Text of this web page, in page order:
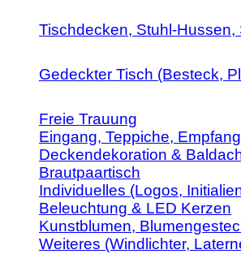
Tischdecken, Stuhl-
Gedeckter Tisch (Besteck,
Freie Trauung
Eingang, Teppiche,
Deckendekoration &
Brautpaartisch
Individuelles (Logos,
Beleuchtung & LED Kerzen
Kunstblumen,
Weiteres (Windlichter,